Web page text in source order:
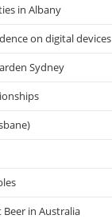
in Albany
on digital devices
Sydney
Beer in Australia